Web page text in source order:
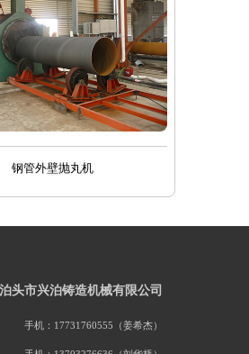
钢管外壁抛丸机
泊头市兴泊铸造机械有限公司
手机：17731760555（姜希杰）